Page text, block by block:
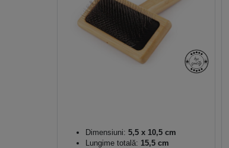
Dimensiuni: 5,5 x 10,5 cm
Lungime totală: 15,5 cm